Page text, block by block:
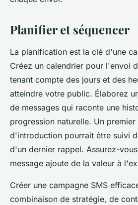
Planifier et séquencer
La planification est la clé d'une
Créez un calendrier pour l'envoi
tenant compte des jours et des
atteindre votre public. Élaborez
de messages qui raconte une
progression naturelle. Un premier
d'introduction pourrait être suivi
d'un dernier rappel. Assurez-
message ajoute de la valeur à
Créer une campagne SMS
combinaison de stratégie, de